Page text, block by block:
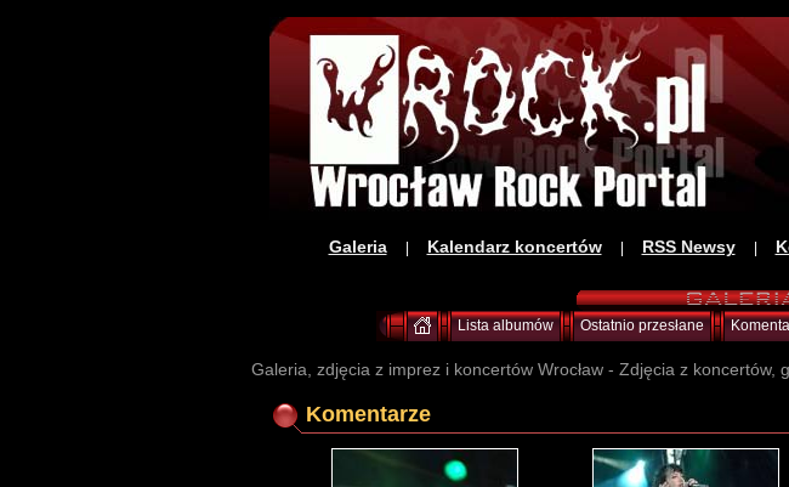
Galeria| Kalendarz koncertów| RSS Newsy|
Lista albumów Ostatnio przesłane
Galeria, zdjęcia z imprez i koncertów Wrocław - Zdjęcia z koncertów,
Komentarze